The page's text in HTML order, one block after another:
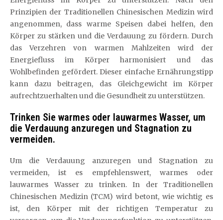
Prinzipien der Traditionellen Chinesischen Medizin wird
angenommen, dass warme Speisen dabei helfen, den
Körper zu stärken und die Verdauung zu fördern. Durch
das Verzehren von warmen Mahlzeiten wird der
Energiefluss im Körper harmonisiert und das
Wohlbefinden gefördert. Dieser einfache Ernährungstipp
kann dazu beitragen, das Gleichgewicht im Körper
aufrechtzuerhalten und die Gesundheit zu unterstützen.
Trinken Sie warmes oder lauwarmes Wasser, um
die Verdauung anzuregen und Stagnation zu
vermeiden.
Um die Verdauung anzuregen und Stagnation zu
vermeiden, ist es empfehlenswert, warmes oder
lauwarmes Wasser zu trinken. In der Traditionellen
Chinesischen Medizin (TCM) wird betont, wie wichtig es
ist, den Körper mit der richtigen Temperatur zu